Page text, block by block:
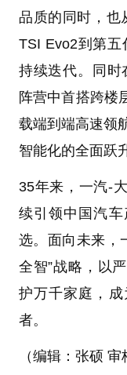
品质的同时，也
TSI Evo2到第
持续迭代。同时
阵营中首搭跨楼
载端到端高速领
智能化的全面跃
35年来，一汽-
续引领中国汽
选。面向未来，
全智”战略，以
护万千家庭，
者。
（编辑：张硕